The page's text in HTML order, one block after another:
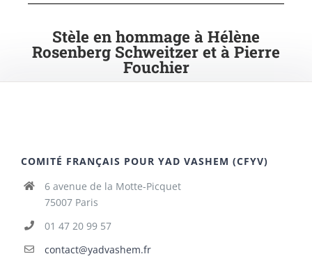
Stèle en hommage à Hélène
Rosenberg Schweitzer et à Pierre
Fouchier
COMITÉ FRANÇAIS POUR YAD VASHEM (CFYV)
6 avenue de la Motte-Picquet
75007 Paris
01 47 20 99 57
contact@yadvashem.fr